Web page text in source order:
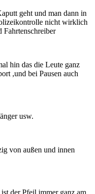
geht und man dann in
nicht wirklich
Fahrtenschreiber
hin das die Leute ganz
,und bei Pausen auch
usw.
von außen und innen
der Pfeil immer ganz am